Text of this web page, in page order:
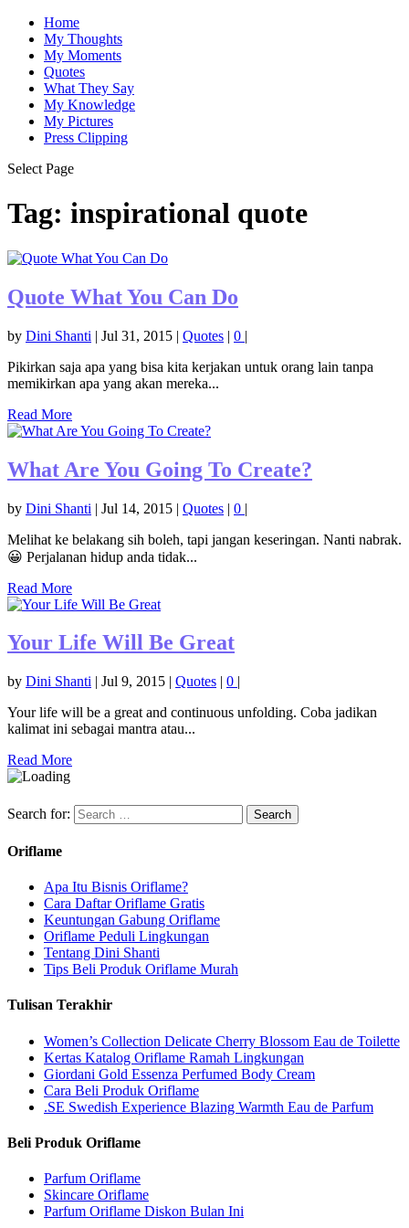
Home
My Thoughts
My Moments
Quotes
What They Say
My Knowledge
My Pictures
Press Clipping
Select Page
Tag: inspirational quote
Quote What You Can Do
by Dini Shanti | Jul 31, 2015 | Quotes | 0 |
Pikirkan saja apa yang bisa kita kerjakan untuk orang lain tanpa
memikirkan apa yang akan mereka...
Read More
What Are You Going To Create?
by Dini Shanti | Jul 14, 2015 | Quotes | 0 |
Melihat ke belakang sih boleh, tapi jangan keseringan. Nanti nabrak.
😀 Perjalanan hidup anda tidak...
Read More
Your Life Will Be Great
by Dini Shanti | Jul 9, 2015 | Quotes | 0 |
Your life will be a great and continuous unfolding. Coba jadikan
kalimat ini sebagai mantra atau...
Read More
Search for:
Oriflame
Apa Itu Bisnis Oriflame?
Cara Daftar Oriflame Gratis
Keuntungan Gabung Oriflame
Oriflame Peduli Lingkungan
Tentang Dini Shanti
Tips Beli Produk Oriflame Murah
Tulisan Terakhir
Women’s Collection Delicate Cherry Blossom Eau de Toilette
Kertas Katalog Oriflame Ramah Lingkungan
Giordani Gold Essenza Perfumed Body Cream
Cara Beli Produk Oriflame
.SE Swedish Experience Blazing Warmth Eau de Parfum
Beli Produk Oriflame
Parfum Oriflame
Skincare Oriflame
Parfum Oriflame Diskon Bulan Ini